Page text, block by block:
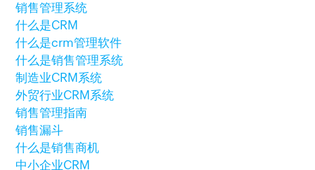
销售管理系统
什么是CRM
什么是crm管理软件
什么是销售管理系统
制造业CRM系统
外贸行业CRM系统
销售管理指南
销售漏斗
什么是销售商机
中小企业CRM